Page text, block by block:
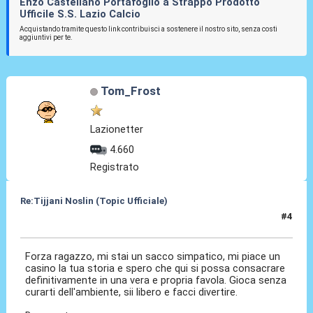
Ufficile S.S. Lazio Calcio
Acquistando tramite questo link contribuisci a sostenere il nostro sito, senza costi
aggiuntivi per te.
Tom_Frost
Lazionetter
4.660
Registrato
Re:Tijjani Noslin (Topic Ufficiale)
#4
Forza ragazzo, mi stai un sacco simpatico, mi piace un
casino la tua storia e spero che qui si possa consacrare
definitivamente in una vera e propria favola. Gioca senza
curarti dell'ambiente, sii libero e facci divertire.